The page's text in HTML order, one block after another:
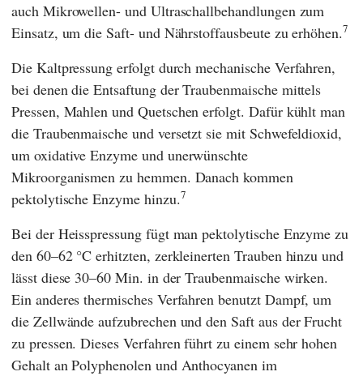
auch Mikrowellen- und Ultraschallbehandlungen zum
Einsatz, um die Saft- und Nährstoffausbeute zu erhöhen.7
Die Kaltpressung erfolgt durch mechanische Verfahren,
bei denen die Entsaftung der Traubenmaische mittels
Pressen, Mahlen und Quetschen erfolgt. Dafür kühlt man
die Traubenmaische und versetzt sie mit Schwefeldioxid,
um oxidative Enzyme und unerwünschte
Mikroorganismen zu hemmen. Danach kommen
pektolytische Enzyme hinzu.7
Bei der Heisspressung fügt man pektolytische Enzyme zu
den 60–62 °C erhitzten, zerkleinerten Trauben hinzu und
lässt diese 30–60 Min. in der Traubenmaische wirken.
Ein anderes thermisches Verfahren benutzt Dampf, um
die Zellwände aufzubrechen und den Saft aus der Frucht
zu pressen. Dieses Verfahren führt zu einem sehr hohen
Gehalt an Polyphenolen und Anthocyanen im